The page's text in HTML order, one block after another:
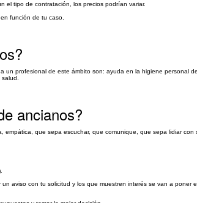
el tipo de contratación, los precios podrían variar.
función de tu caso.
profesional de este ámbito son: ayuda en la higiene personal
ancianos?
que sepa escuchar, que comunique, que sepa lidiar
aviso con tu solicitud y los que muestren interés se van a